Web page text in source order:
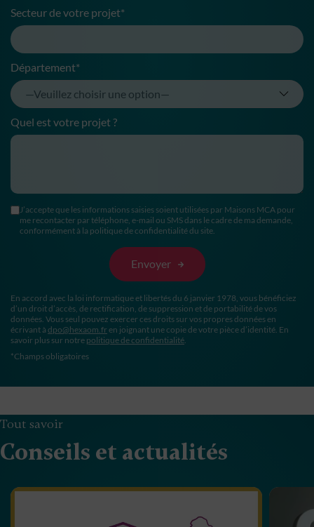
Secteur de votre projet*
Département*
Quel est votre projet ?
J’accepte que les informations saisies soient utilisées par Maisons MCA pour
me recontacter par téléphone, e-mail ou SMS dans le cadre de ma demande,
conformément à la politique de confidentialité du site.
En accord avec la loi informatique et libertés du 6 janvier 1978, vous bénéficiez
d’un droit d’accès, de rectification, de suppression et de portabilité de vos
données. Vous seul pouvez exercer ces droits sur vos propres données en
écrivant à dpo@hexaom.fr en joignant une copie de votre pièce d’identité. En
savoir plus sur notre politique de confidentialité
*Champs obligatoires
Tout savoir
Conseils et actualités